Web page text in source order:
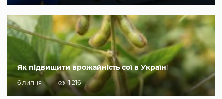
Як підвищити врожайність сої в Україні
6 липня 1 216